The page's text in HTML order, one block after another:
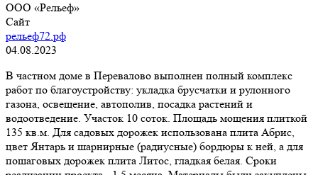
ООО «Рельеф»
Сайт
рельеф72.рф
04.08.2023
В частном доме в Перевалово выполнен полный комплекс
работ по благоустройству: укладка брусчатки и рулонного
газона, освещение, автополив, посадка растений и
водоотведение. Участок 10 соток. Площадь мощения плиткой
135 кв.м. Для садовых дорожек использована плита Абрис,
цвет Янтарь и шарнирные (радиусные) бордюры к ней, а для
пошаговых дорожек плита Литос, гладкая белая. Сроки